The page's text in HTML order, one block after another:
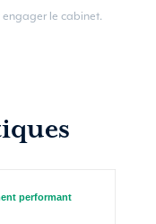
le cabinet.
performant